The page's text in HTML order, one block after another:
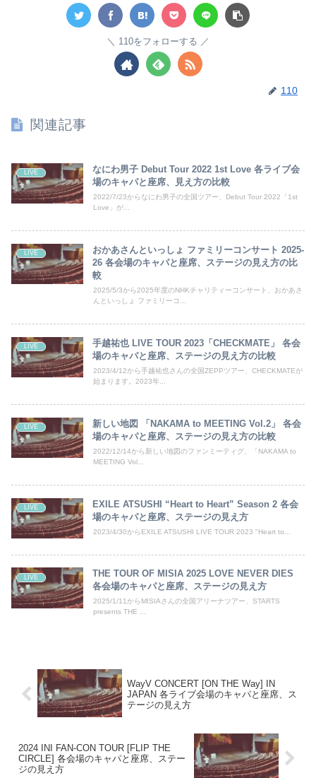
110をフォローする
110
関連記事
LIVE
なにわ男子 Debut Tour 2022 1st Love 各ライブ会
場のキャパと座席、見え方の比較
2022/7/23からなにわ男子の全国ツアー、Debut Tour 2022「1st
Love」が...
LIVE
おかあさんといっしょ ファミリーコンサート 2025-
26 各会場のキャパと座席、ステージの見え方の比
較
2025/5/3から2025年度のNHKチャリティーコンサート、おかあさ
んといっしょ ファミリーコ...
LIVE
手越祐也 LIVE TOUR 2023「CHECKMATE」 各会
場のキャパと座席、ステージの見え方の比較
2023/4/12から手越祐也さんの全国ZEPPツアー、CHECKMATEが
始まります。2023年...
LIVE
新しい地図 「NAKAMA to MEETING Vol.2」 各会
場のキャパと座席、ステージの見え方の比較
2022/12/14から新しい地図のファンミーティグ、「NAKAMA to
MEETING Vol...
LIVE
EXILE ATSUSHI “Heart to Heart” Season 2 各会
場のキャパと座席、ステージの見え方
2023/4/30からEXILE ATSUSHI LIVE TOUR 2023 "Heart to...
LIVE
THE TOUR OF MISIA 2025 LOVE NEVER DIES
各会場のキャパと座席、ステージの見え方
2025/1/11からMISIAさんの全国アリーナツアー、STARTS
presents THE ...
WayV CONCERT [ON THE Way] IN
JAPAN 各ライブ会場のキャパと座席、ス
テージの見え方
2024 INI FAN-CON TOUR [FLIP THE
CIRCLE] 各会場のキャパと座席、ステー
ジの見え方